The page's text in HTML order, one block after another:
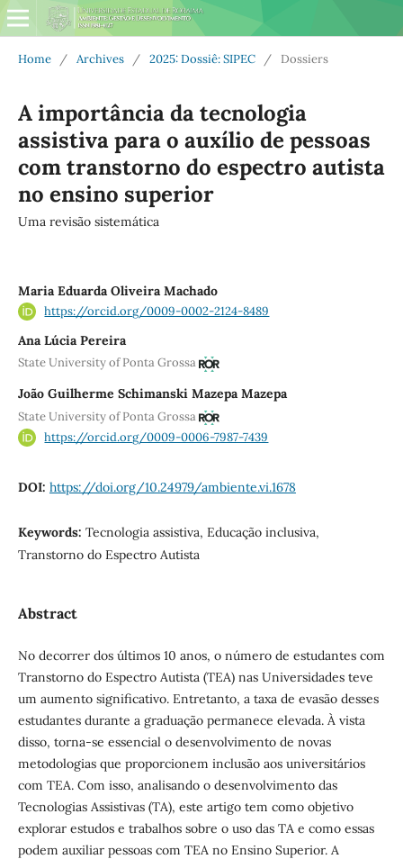
Home / Archives / 2025: Dossiê: SIPEC / Dossiers
A importância da tecnologia
assistiva para o auxílio de pessoas
com transtorno do espectro autista
no ensino superior
Uma revisão sistemática
Maria Eduarda Oliveira Machado
https://orcid.org/0009-0002-2124-8489
Ana Lúcia Pereira
State University of Ponta Grossa
João Guilherme Schimanski Mazepa Mazepa
State University of Ponta Grossa
https://orcid.org/0009-0006-7987-7439
DOI: https://doi.org/10.24979/ambiente.vi.1678
Keywords: Tecnologia assistiva, Educação inclusiva,
Transtorno do Espectro Autista
Abstract
No decorrer dos últimos 10 anos, o número de estudantes com
Transtorno do Espectro Autista (TEA) nas Universidades teve
um aumento significativo. Entretanto, a taxa de evasão desses
estudantes durante a graduação permanece elevada. À vista
disso, torna-se essencial o desenvolvimento de novas
metodologias que proporcionem inclusão aos universitários
com TEA. Com isso, analisando o desenvolvimento das
Tecnologias Assistivas (TA), este artigo tem como objetivo
explorar estudos e trabalhos sobre o uso das TA e como essas
podem auxiliar pessoas com TEA no Ensino Superior. A